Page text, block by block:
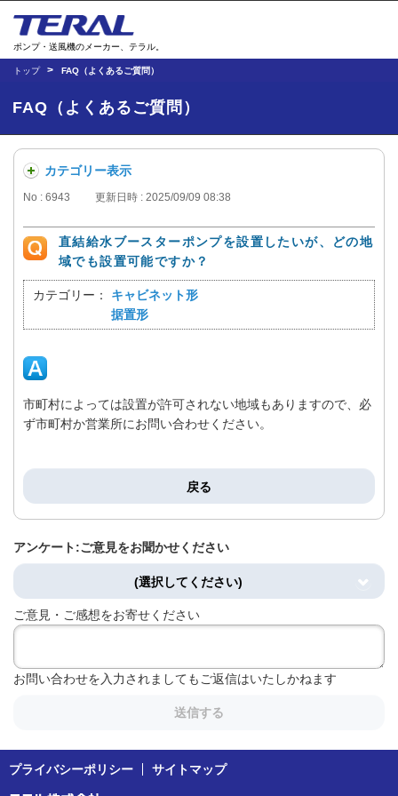
ポンプ・送風機のメーカー、テラル。
トップ FAQ（よくあるご質問）
FAQ（よくあるご質問）
カテゴリー表示
No : 6943 更新日時 : 2025/09/09 08:38
直結給水ブースターポンプを設置したいが、どの地
域でも設置可能ですか？
カテゴリー：
キャビネット形
据置形
市町村によっては設置が許可されない地域もありますので、必
ず市町村か営業所にお問い合わせください。
戻る
アンケート:ご意見をお聞かせください
(選択してください)
ご意見・ご感想をお寄せください
お問い合わせを入力されましてもご返信はいたしかねます
送信する
プライバシーポリシー サイトマップ